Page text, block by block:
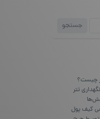
جستجو
چیست؟
تتر
کیف پول